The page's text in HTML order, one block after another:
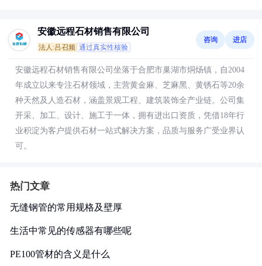
安徽远程石材销售有限公司
法人:吕召频 通过真实性核验
咨询 进店
安徽远程石材销售有限公司坐落于合肥市巢湖市烔炀镇，自2004
年成立以来专注石材领域，主营黄金麻、芝麻黑、黄锈石等20余
种天然及人造石材，涵盖景观工程、建筑装饰全产业链。公司集
开采、加工、设计、施工于一体，拥有进出口资质，凭借18年行
业积淀为客户提供石材一站式解决方案，品质与服务广受业界认
可。
热门文章
无缝钢管的常用规格及壁厚
生活中常见的传感器有哪些呢
PE100管材的含义是什么